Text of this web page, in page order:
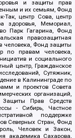
и защиты прав
и их семьям, Фонд
Так, центр Сова, центр
здоровья, Мемориал,
Парк Гагарина, Фонд
правозащитная
человека, Фонд защиты
по правам человека,
и социального
центр, Гражданское
Сутяжник,
в Калининграде по
и проектов Совета
организаций,
Защиты Прав Средств
- Сибирь, Частное
поддержке
Северных Стран, Фонд
Человек и Закон,
академика Сахарова,